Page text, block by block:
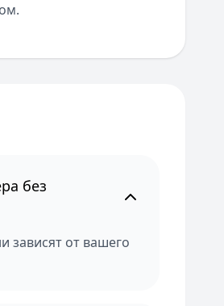
без
зависят от вашего